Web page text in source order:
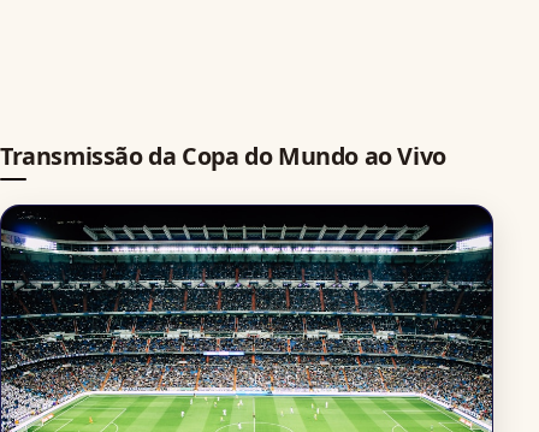
Transmissão da Copa do Mundo ao Vivo